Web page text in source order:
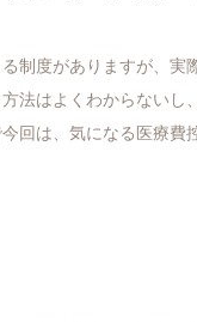
制度がありますが、実
法はよくわからないし
回は、気になる医療費